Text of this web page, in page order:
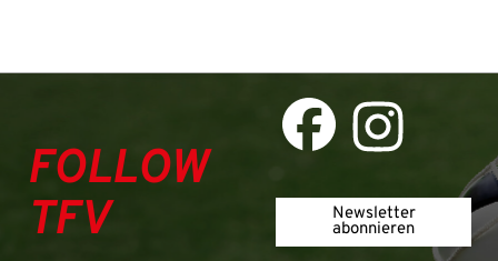
FOLLOW
TFV
Newsletter
abonnieren